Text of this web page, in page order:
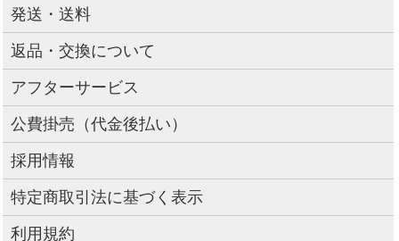
発送・送料
返品・交換について
アフターサービス
公費掛売（代金後払い）
採用情報
特定商取引法に基づく表示
利用規約